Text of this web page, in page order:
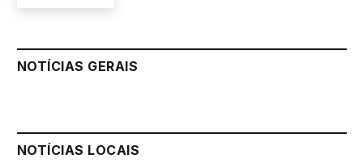
NOTÍCIAS GERAIS
NOTÍCIAS LOCAIS